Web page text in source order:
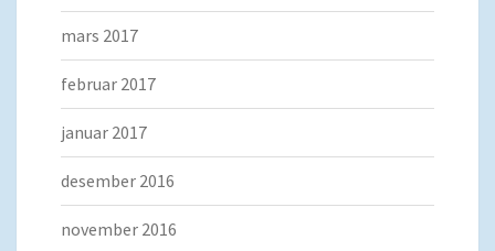
mars 2017
februar 2017
januar 2017
desember 2016
november 2016